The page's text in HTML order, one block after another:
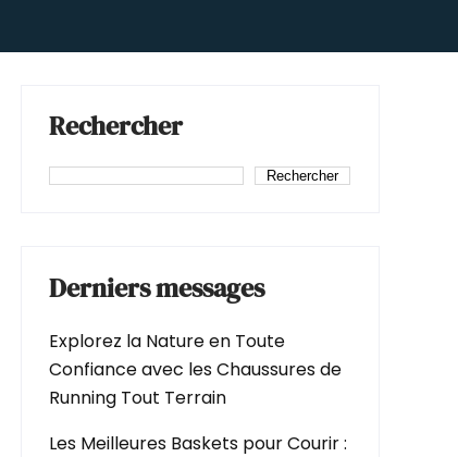
Rechercher
Rechercher
Derniers messages
Explorez la Nature en Toute
Confiance avec les Chaussures de
Running Tout Terrain
Les Meilleures Baskets pour Courir :